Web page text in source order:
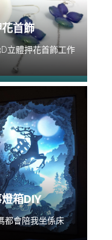
首飾
立體押花首飾工作
箱DIY
都會陪我坐係床